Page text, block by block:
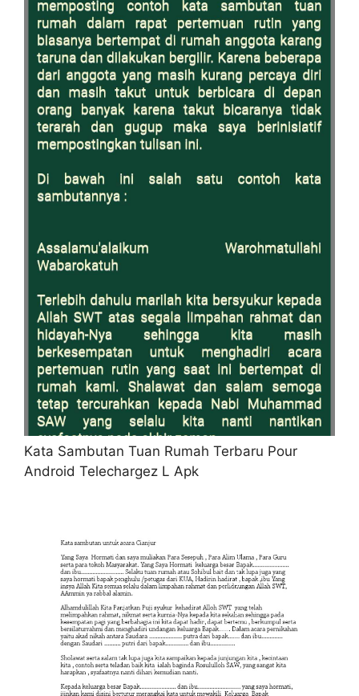
Kata Sambutan Tuan Rumah Terbaru Pour
Android Telechargez L Apk